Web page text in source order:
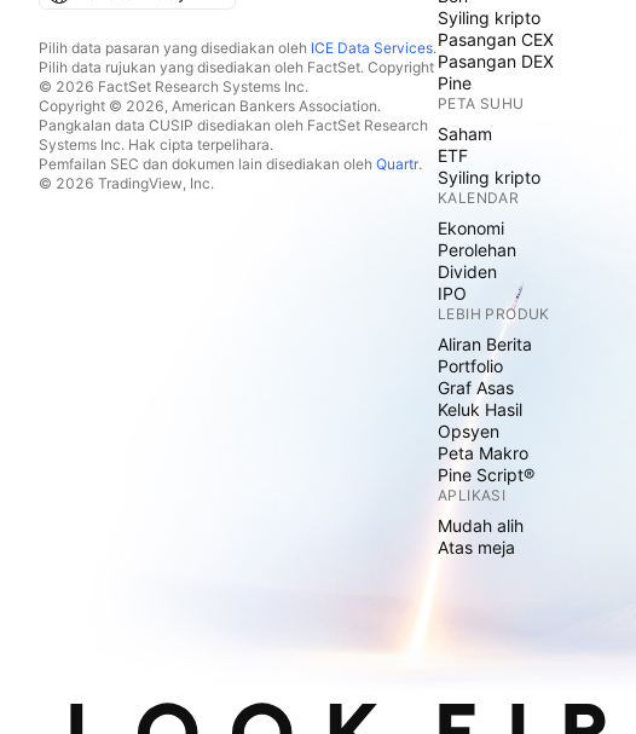
Pilih data pasaran yang disediakan oleh ICE Data Services.
Pilih data rujukan yang disediakan oleh FactSet. Copyright
© 2026 FactSet Research Systems Inc.
Copyright © 2026, American Bankers Association.
Pangkalan data CUSIP disediakan oleh FactSet Research
Systems Inc. Hak cipta terpelihara.
Pemfailan SEC dan dokumen lain disediakan oleh Quartr.
© 2026 TradingView, Inc.
Syiling kripto
Pasangan CEX
Pasangan DEX
Pine
PETA SUHU
Saham
ETF
Syiling kripto
KALENDAR
Ekonomi
Perolehan
Dividen
IPO
LEBIH PRODUK
Aliran Berita
Portfolio
Graf Asas
Keluk Hasil
Opsyen
Peta Makro
Pine Script®
APLIKASI
Mudah alih
Atas meja